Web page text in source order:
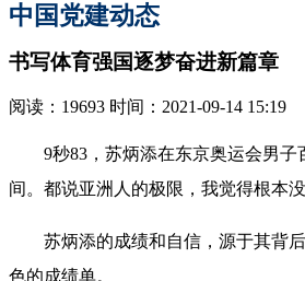
中国党建动态
书写体育强国逐梦奋进新篇章
阅读：19693 时间：2021-09-14 15:19
9秒83，苏炳添在东京奥运会男子百
间。都说亚洲人的极限，我觉得根本
苏炳添的成绩和自信，源于其背后
色的成绩单。